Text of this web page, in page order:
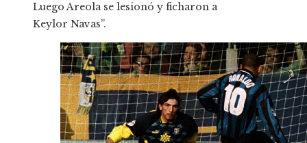
Luego Areola se lesionó y ficharon a
Keylor Navas”.